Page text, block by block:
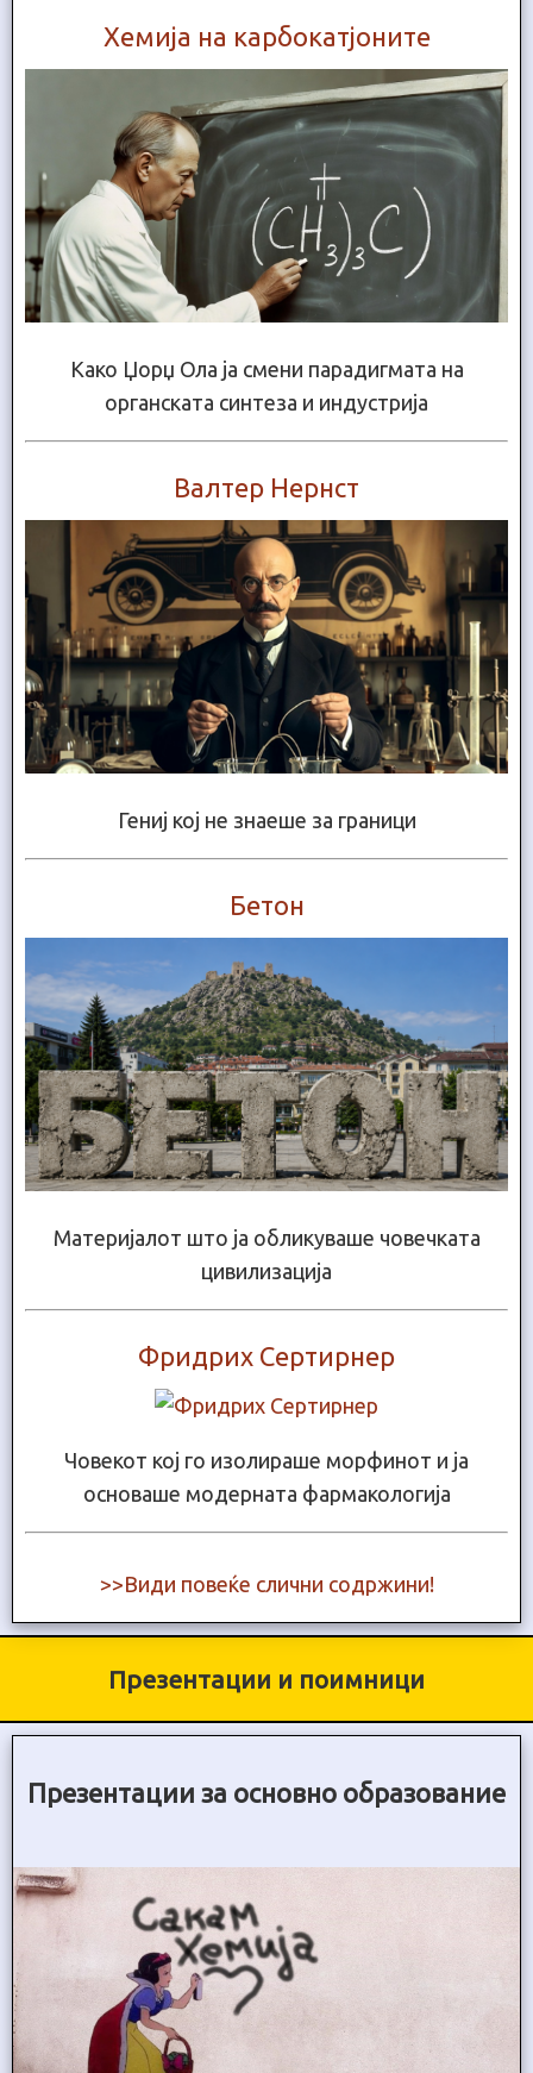
Хемија на карбокатјоните
Како Џорџ Ола ја смени парадигмата на
органската синтеза и индустрија
Валтер Нернст
Гениј кој не знаеше за граници
Бетон
Материјалот што ја обликуваше човечката
цивилизација
Фридрих Сертирнер
Човекот кој го изолираше морфинот и ја
основаше модерната фармакологија
>>Види повеќе слични содржини!
Презентации и поимници
Презентации за основно образование